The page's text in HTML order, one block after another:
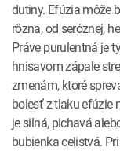
dutiny. Efúzia môže
rôzna, od seróznej,
Práve purulentná je
hnisavom zápale
zmenám, ktoré
bolesť z tlaku efúzie
je silná, pichavá
bubienka celistvá.